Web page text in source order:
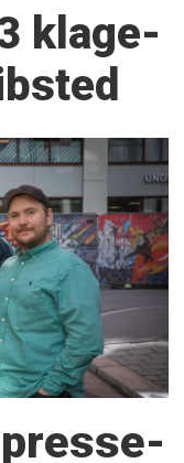
klage­